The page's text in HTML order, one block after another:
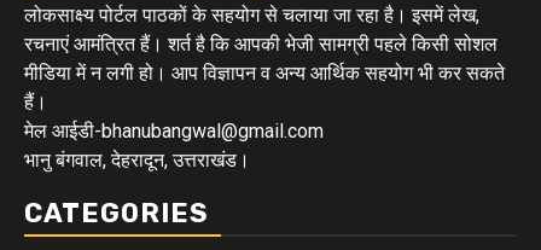
लोकसाक्ष्य पोर्टल पाठकों के सहयोग से चलाया जा रहा है। इसमें लेख,
रचनाएं आमंत्रित हैं। शर्त है कि आपकी भेजी सामग्री पहले किसी सोशल
मीडिया में न लगी हो। आप विज्ञापन व अन्य आर्थिक सहयोग भी कर सकते
हैं।
मेल आईडी-bhanubangwal@gmail.com
भानु बंगवाल, देहरादून, उत्तराखंड।
CATEGORIES